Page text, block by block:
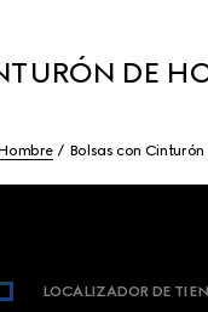
DE
Bolsas con
LOCALIZADOR DE